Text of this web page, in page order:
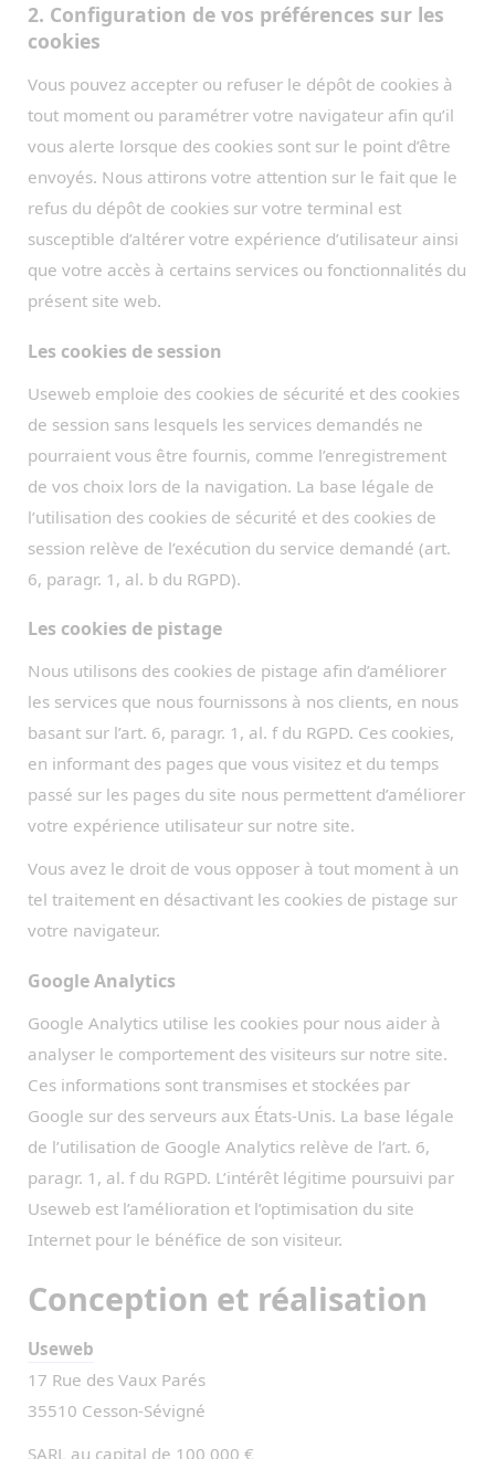
2. Configuration de vos préférences sur les
cookies
Vous pouvez accepter ou refuser le dépôt de cookies à
tout moment ou paramétrer votre navigateur afin qu’il
vous alerte lorsque des cookies sont sur le point d’être
envoyés. Nous attirons votre attention sur le fait que le
refus du dépôt de cookies sur votre terminal est
susceptible d’altérer votre expérience d’utilisateur ainsi
que votre accès à certains services ou fonctionnalités du
présent site web.
Les cookies de session
Useweb emploie des cookies de sécurité et des cookies
de session sans lesquels les services demandés ne
pourraient vous être fournis, comme l’enregistrement
de vos choix lors de la navigation. La base légale de
l’utilisation des cookies de sécurité et des cookies de
session relève de l’exécution du service demandé (art.
6, paragr. 1, al. b du RGPD).
Les cookies de pistage
Nous utilisons des cookies de pistage afin d’améliorer
les services que nous fournissons à nos clients, en nous
basant sur l’art. 6, paragr. 1, al. f du RGPD. Ces cookies,
en informant des pages que vous visitez et du temps
passé sur les pages du site nous permettent d’améliorer
votre expérience utilisateur sur notre site.
Vous avez le droit de vous opposer à tout moment à un
tel traitement en désactivant les cookies de pistage sur
votre navigateur.
Google Analytics
Google Analytics utilise les cookies pour nous aider à
analyser le comportement des visiteurs sur notre site.
Ces informations sont transmises et stockées par
Google sur des serveurs aux États-Unis. La base légale
de l’utilisation de Google Analytics relève de l’art. 6,
paragr. 1, al. f du RGPD. L’intérêt légitime poursuivi par
Useweb est l’amélioration et l’optimisation du site
Internet pour le bénéfice de son visiteur.
Conception et réalisation
Useweb
17 Rue des Vaux Parés
35510 Cesson-Sévigné
SARL au capital de 100 000 €